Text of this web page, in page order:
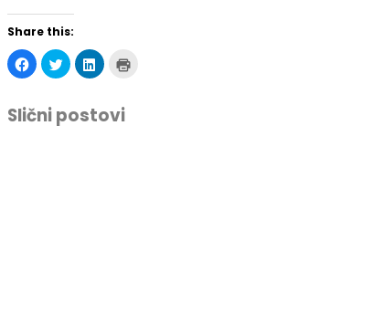
Share this:
Click
to
share
Facebook
(Opens
in
Click
to
share
(Opens
in
Click
to
LinkedIn
(Opens
in
Slični postovi